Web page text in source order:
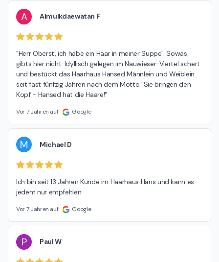
A Almulkdaewatan F
"Herr Oberst, ich habe ein Haar in meiner Suppe". Sowas
gibts hier nicht. Idyllisch gelegen im Nauwieser-Viertel schert
und bestückt das Haarhaus Hansed Männlein und Weiblein
seit fast fünfzig Jahren nach dem Motto "Sie bringen den
Kopf - Hansed hat die Haare!"
Vor 7 Jahren auf Google
M Michael D
Ich bin seit 13 Jahren Kunde im Haarhaus Hans und kann es
jedem nur empfehlen
Vor 7 Jahren auf Google
P Paul W